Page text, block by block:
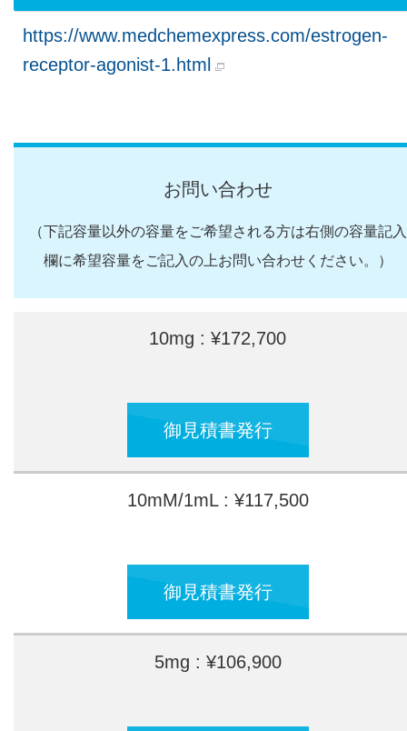
https://www.medchemexpress.com/estrogen-
receptor-agonist-1.html
お問い合わせ
（下記容量以外の容量をご希望される方は右側の容量記入
欄に希望容量をご記入の上お問い合わせください。）
10mg : ¥172,700
御見積書発行
10mM/1mL : ¥117,500
御見積書発行
5mg : ¥106,900